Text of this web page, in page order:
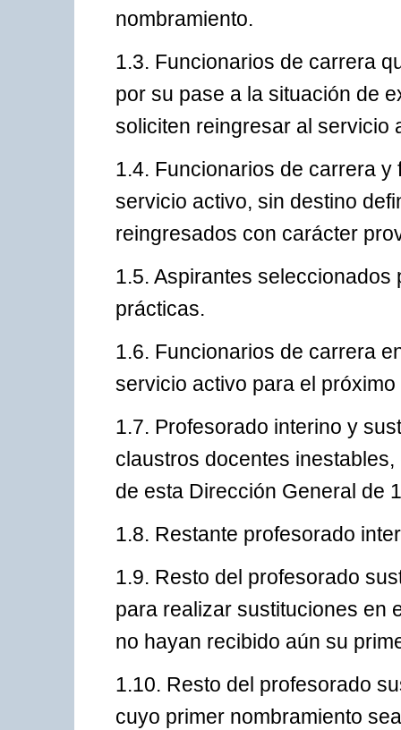
nombramiento.
1.3. Funcionarios de carrera
por su pase a la situación de
soliciten reingresar al servicio
1.4. Funcionarios de carrera
servicio activo, sin destino
reingresados con carácter
1.5. Aspirantes
prácticas.
1.6. Funcionarios de carrera
servicio activo para el
1.7. Profesorado interino y
claustros docentes
de esta Dirección General de
1.8. Restante profesorado
1.9. Resto del profesorado
para realizar sustituciones en
no hayan recibido aún su
1.10. Resto del profesorado
cuyo primer nombramiento